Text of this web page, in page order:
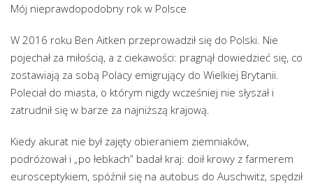
Mój nieprawdopodobny rok w Polsce
W 2016 roku Ben Aitken przeprowadził się do Polski. Nie
pojechał za miłością, a z ciekawości: pragnął dowiedzieć się, co
zostawiają za sobą Polacy emigrujący do Wielkiej Brytanii.
Poleciał do miasta, o którym nigdy wcześniej nie słyszał i
zatrudnił się w barze za najniższą krajową.
Kiedy akurat nie był zajęty obieraniem ziemniaków,
podróżował i „po łebkach” badał kraj: doił krowy z farmerem
eurosceptykiem, spóźnił się na autobus do Auschwitz, spędził